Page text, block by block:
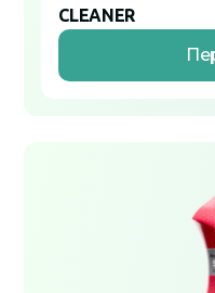
CLEANER